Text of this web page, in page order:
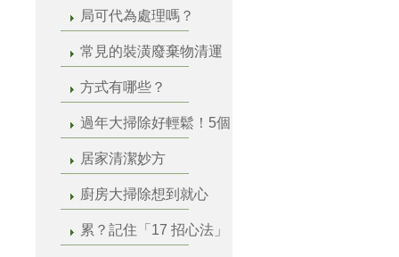
局可代為處理嗎？
常見的裝潢廢棄物清運
方式有哪些？
過年大掃除好輕鬆！5個
居家清潔妙方
廚房大掃除想到就心
累？記住「17 招心法」